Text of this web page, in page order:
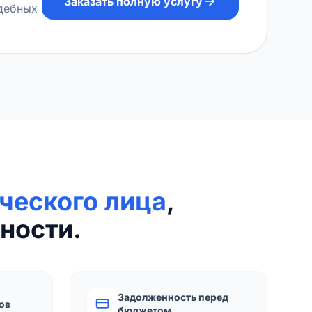
лица,
Задолженность перед